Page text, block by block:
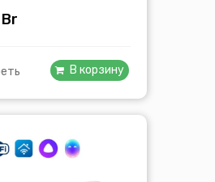
Br
В корзину